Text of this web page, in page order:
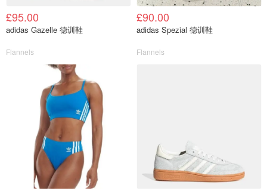
£95.00
adidas Gazelle 德训鞋
Flannels
£90.00
adidas Spezial 德训鞋
Flannels